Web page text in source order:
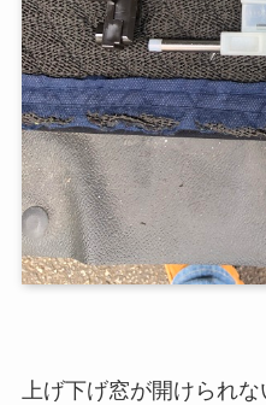
上げ下げ窓が開けられな